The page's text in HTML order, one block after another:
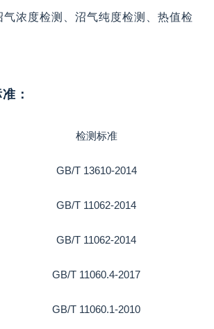
浓度检测、沼气纯度检测、热值检
：
检测标准
GB/T 13610-2014
GB/T 11062-2014
GB/T 11062-2014
GB/T 11060.4-2017
GB/T 11060.1-2010